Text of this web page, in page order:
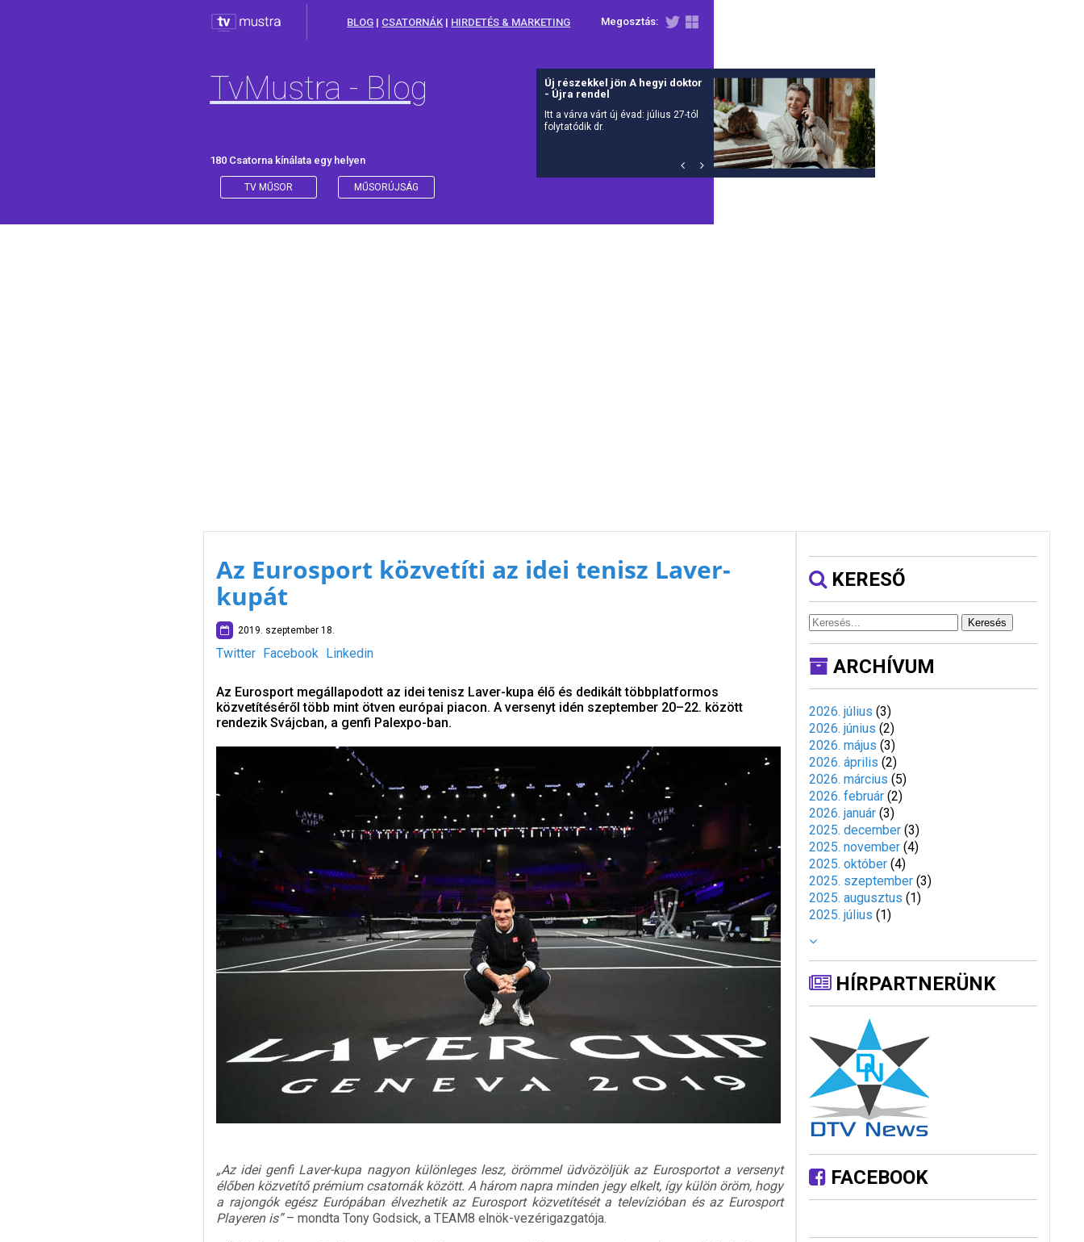
Megosztás:
BLOG | CSATORNÁK | HIRDETÉS & MARKETING
TvMustra - Blog
180 Csatorna kínálata egy helyen
TV MŰSOR MŰSORÚJSÁG
Új részekkel jön A hegyi doktor
- Újra rendel
Itt a várva várt új évad: július 27-tól
folytatódik dr.
Az Eurosport közvetíti az idei tenisz Laver-
kupát
2019. szeptember 18.
Twitter Facebook Linkedin
Az Eurosport megállapodott az idei tenisz Laver-kupa élő és dedikált többplatformos
közvetítéséről több mint ötven európai piacon. A versenyt idén szeptember 20–22. között
rendezik Svájcban, a genfi Palexpo-ban.
„Az idei genfi Laver-kupa nagyon különleges lesz, örömmel üdvözöljük az Eurosportot a versenyt
élőben közvetítő prémium csatornák között. A három napra minden jegy elkelt, így külön öröm, hogy
a rajongók egész Európában élvezhetik az Eurosport közvetítését a televízióban és az Eurosport
Playeren is”– mondta Tony Godsick, a TEAM8 elnök-vezérigazgatója.
KERESŐ
Keresés
ARCHÍVUM
2026. július (3)
2026. június (2)
2026. május (3)
2026. április (2)
2026. március (5)
2026. február (2)
2026. január (3)
2025. december (3)
2025. november (4)
2025. október (4)
2025. szeptember (3)
2025. augusztus (1)
2025. július (1)
HÍRPARTNERÜNK
FACEBOOK